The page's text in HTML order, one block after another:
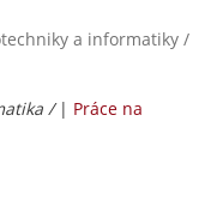
a informatiky /
/ | Práce na